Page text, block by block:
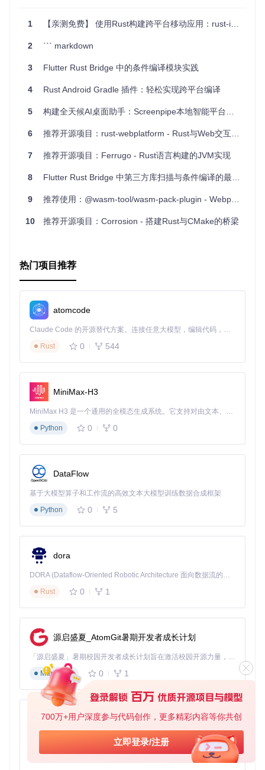
700万+用户深度参与代码创作，更多精彩内容等你共创
立即登录/注册
分 Tier 2 平台，方便用户在各种设备上部署 Rust 代码。
eyor.yml文件导入你的项目中，实现自动化构建和发布
高度可定制：可以根据需求调整测试环境、部署渠道、发
便捷的安装和卸载：提供了 tarball/zipfile 和 .deb 包两种
形式，简化了用户的安装和卸载过程。
rust-everywhere
取代，但在了解其工作
原理和优势后，你可能会发现它对于你的特定项目仍然有很高
发，不妨试一试rust-everywhere的模板，并探索trust
1 【亲测免费】 使用Rust构建跨平台移动应用：rust-ios-android项目解析与推荐
2 ``` markdown
3 Flutter Rust Bridge 中的条件编译模块实践
4 Rust Android Gradle 插件：轻松实现跨平台编译
5 构建全天候AI桌面助手：Screenpipe本地智能平台完全部署指南
6 推荐开源项目：rust-webplatform - Rust与Web交互的利器！
7 推荐开源项目：Ferrugo - Rust语言构建的JVM实现
8 Flutter Rust Bridge 中第三方库扫描与条件编译的最佳实践
9 推荐使用：@wasm-tool/wasm-pack-plugin - Webpack 为 Rust 打包的利器
10 推荐开源项目：Corrosion - 搭建Rust与CMake的桥梁
热门项目推荐
atomcode
Claude Code 的开源替代方案。连接任意大模型，编辑代码，运行命令，自动验证 — 全自动执行。用 Rust 构建，极致性能。 ｜ An open-source alternative to Claude Code. Connect any LLM, edit code, run commands, and verify changes — autonomously. Built in Rust for speed. Get Started
Rust
0 544
MiniMax-H3
MiniMax H3 是一个通用的全模态生成系统。它支持对由文本、图像、视频和音频组成的多模态上下文进行统一理解，并能生成分辨率高达 2K、时长可达 15 秒的带原生立体声音频的视频。得益于面向任务泛化的系统设计，H3 在预训练阶段就已具备广泛的多模态上下文理解与生成能力，能够出色地执行复杂的多模态指令。
Python
0 0
DataFlow
基于大模型算子和工作流的高效文本大模型训练数据合成框架
Python
0 5
dora
DORA (Dataflow-Oriented Robotic Architecture 面向数据流的机器人架构) 是为 AI 与具身智能机器人打造的高性能开发框架，以数据流范式重构开发逻辑，原生支持分布式部署与端边云协同 —— 无需复杂适配，即可实现一体端到端具身大小脑、VLA等模型部署，无缝衔接感知、推理、控制全链路，让 AI 能力与机器人动作深度融合。 依托 Rust 内核与零拷贝通信技术，它将具身大小脑、VLA等模型推理、多模态数据融合延迟压缩至微秒级，同时兼容 ROS2 生态与国产 AI 芯片，彻底降低具身智能机器人的开发门槛，让分布式部署下的 AI 赋能创新更高效、更灵活。
Rust
0 1
源启盛夏_AtomGit暑期开发者成长计划
「源启盛夏」暑期校园开发者成长计划旨在激活校园开源力量，通过积分激励、认证扶持、资源倾斜等形式，引导高校组织和开发者完成「入驻 — 建项目 — 做贡献 — 获认证 — 得资源」的完整闭环。无论你是想带领社团入驻平台的组织者，还是希望用代码贡献证明自己的开发者，都能在这里找到属于你的成长路径。
Markdown
0 1
py-xiaozhi
基于Python的Xiaozhi AI，适用于想要完整Xiaozhi体验而无需拥有专用硬件的用户。
Python
0 1